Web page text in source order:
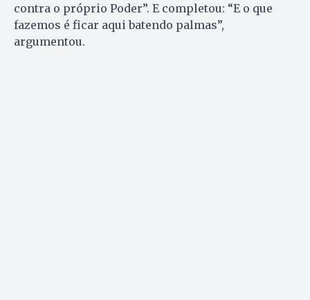
contra o próprio Poder”. E completou: “E o que
fazemos é ficar aqui batendo palmas”,
argumentou.